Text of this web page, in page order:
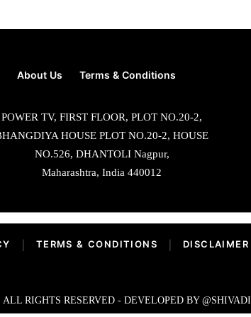
About Us Terms & Conditions
POWER TV, FIRST FLOOR, PLOT NO.20-2,
HOUSE PLOT NO.20-2, HOUSE
NO.526, DHANTOLI Nagpur,
Maharashtra, India 440012
TERMS & CONDITIONS DISCLAIMER
RIGHTS RESERVED - DEVELOPED BY